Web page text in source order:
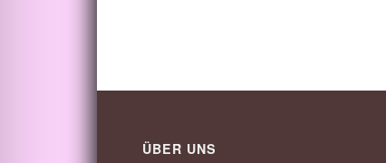
ÜBER UNS